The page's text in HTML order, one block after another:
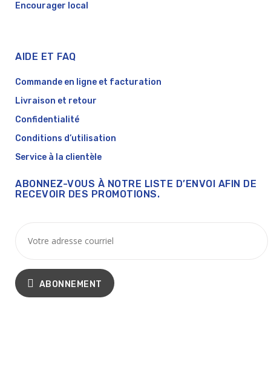
Encourager local
AIDE ET FAQ
Commande en ligne et facturation
Livraison et retour
Confidentialité
Conditions d’utilisation
Service à la clientèle
ABONNEZ-VOUS À NOTRE LISTE D’ENVOI AFIN DE
RECEVOIR DES PROMOTIONS.
ABONNEMENT